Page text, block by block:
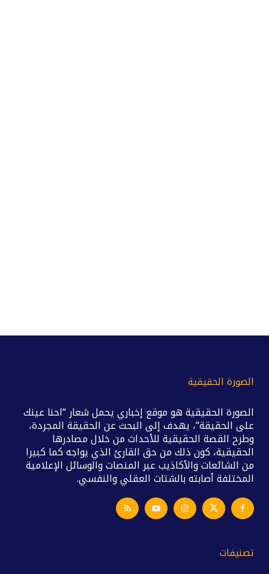
الصورة الحقيقية
الصورة الحقيقية هو موقع إخباري يحمل شعار “احنا عينك
على الحقيقة”، يهدف إلى البحث عن الحقيقة المجردة،
وطرح القصة الحقيقية للأحداث من خلال مصادرها
الحقيقية، كون ذلك من حق القارئ الذي يواجه كما كبيرا
من الشائعات والأكاذيب عبر المنصات والوسائل الإعلامية
المختلفة أصابته بالشتات العقلي والنفسي.
تصنيفات